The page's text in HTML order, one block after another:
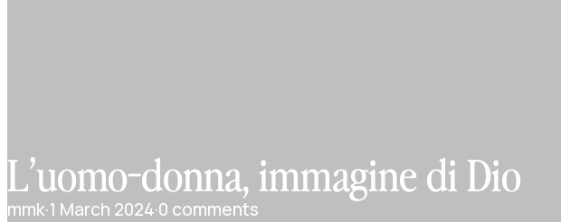
L’uomo-donna, immagine di Dio
mmk·1 March 2024·0 comments